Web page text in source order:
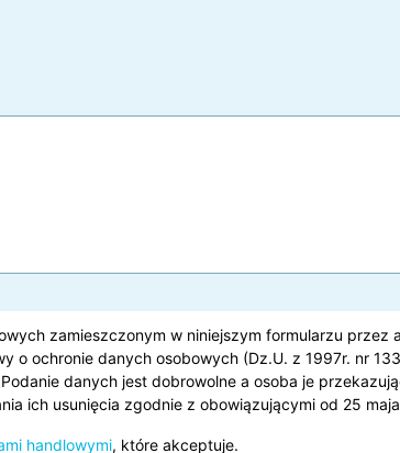
zamieszczonym w niniejszym formularzu przez
o ochronie danych osobowych (Dz.U. z 1997r. nr
danych jest dobrowolne a osoba je
ich usunięcia zgodnie z obowiązującymi od 25
handlowymi, które akceptuje.